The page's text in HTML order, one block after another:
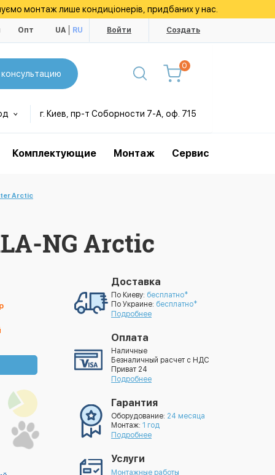
монтаж лише кондиціонерів, придбаних у нас.
Опт UA RU Войти Создать
0
г. Киев, пр-т Соборности 7-А, оф. 715
Комплектующие Монтаж Сервис
Arctic
NG Arctic
Доставка
По Киеву: бесплатно*
По Украине: бесплатно*
Подробнее
Оплата
Наличные
Безналичный расчет с НДС
Приват 24
Подробнее
Гарантия
Оборудование: 24 месяца
Монтаж: 1 год
Подробнее
Услуги
Монтажные работы